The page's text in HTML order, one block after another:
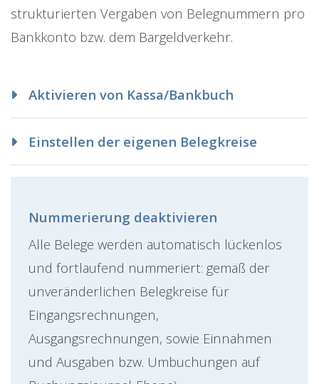
strukturierten Vergaben von Belegnummern pro
Bankkonto bzw. dem Bargeldverkehr.
Aktivieren von Kassa/Bankbuch
Einstellen der eigenen Belegkreise
Nummerierung deaktivieren
Alle Belege werden automatisch lückenlos
und fortlaufend nummeriert: gemäß der
unveränderlichen Belegkreise für
Eingangsrechnungen,
Ausgangsrechnungen, sowie Einnahmen
und Ausgaben bzw. Umbuchungen auf